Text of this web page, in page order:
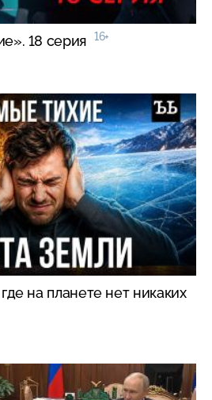
18 серия 16+
на планете нет никаких